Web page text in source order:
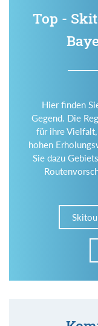
Top -
Hier finden
Gegend. Die
für ihre
hohen
Sie dazu